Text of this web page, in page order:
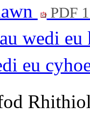
PDF
wedi
eu